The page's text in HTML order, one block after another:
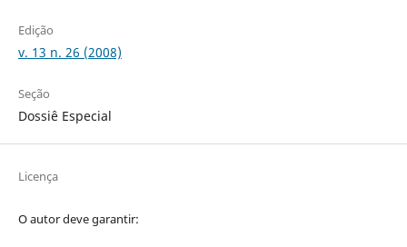
Edição
v. 13 n. 26 (2008)
Seção
Dossiê Especial
Licença
O autor deve garantir: